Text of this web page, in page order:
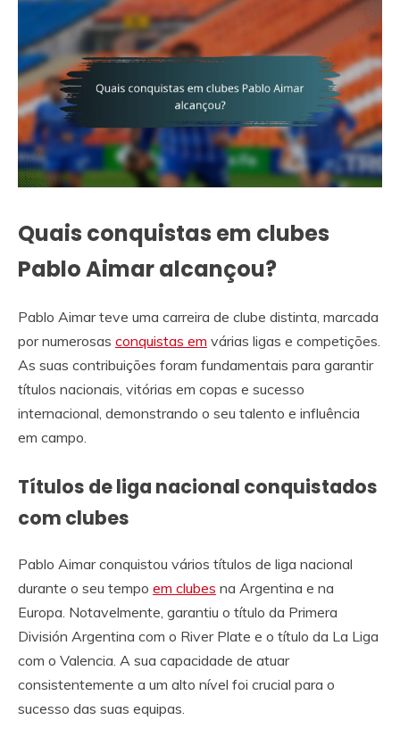
Quais conquistas em clubes
Pablo Aimar alcançou?
Pablo Aimar teve uma carreira de clube distinta, marcada
por numerosas conquistas em várias ligas e competições.
As suas contribuições foram fundamentais para garantir
títulos nacionais, vitórias em copas e sucesso
internacional, demonstrando o seu talento e influência
em campo.
Títulos de liga nacional conquistados
com clubes
Pablo Aimar conquistou vários títulos de liga nacional
durante o seu tempo em clubes na Argentina e na
Europa. Notavelmente, garantiu o título da Primera
División Argentina com o River Plate e o título da La Liga
com o Valencia. A sua capacidade de atuar
consistentemente a um alto nível foi crucial para o
sucesso das suas equipas.